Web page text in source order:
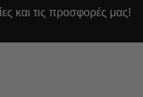
και τις προσφορές μας!